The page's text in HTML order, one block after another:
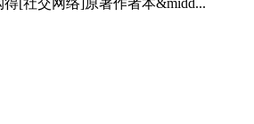
[社交网络]原著作者本&midd...